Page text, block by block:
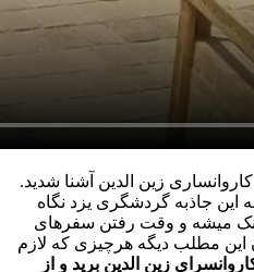
زین الدین آشنا شدید.
این جاذبه گردشگری یزد نگاه
میشه و وقت رفتن سفرهای
این مطلب دیگه هرچیزی که لازم
زین الدین برید و از